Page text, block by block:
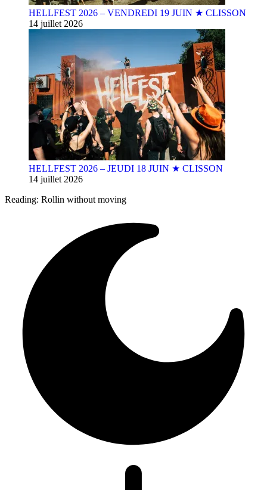
HELLFEST 2026 – VENDREDI 19 JUIN ★ CLISSON
14 juillet 2026
HELLFEST 2026 – JEUDI 18 JUIN ★ CLISSON
14 juillet 2026
Reading: Rollin without moving